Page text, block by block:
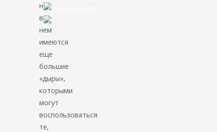
но
в
нем
имеются
еще
большие
«дыры»,
которыми
могут
воспользоваться
те,